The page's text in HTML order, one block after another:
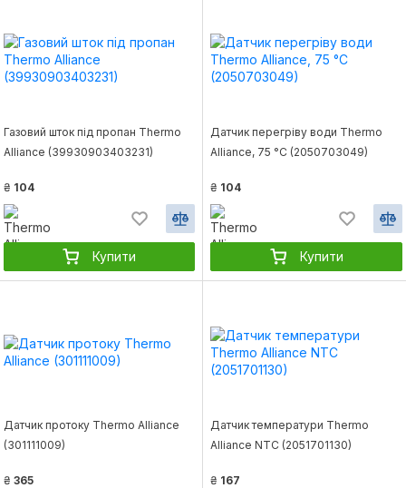
Газовий шток під пропан Thermo
Alliance (39930903403231)
₴ 104
Купити
Датчик перегріву води Thermo
Alliance, 75 °С (2050703049)
₴ 104
Купити
Датчик протоку Thermo Alliance
(301111009)
₴ 365
Датчик температури Thermo
Alliance NTC (2051701130)
₴ 167